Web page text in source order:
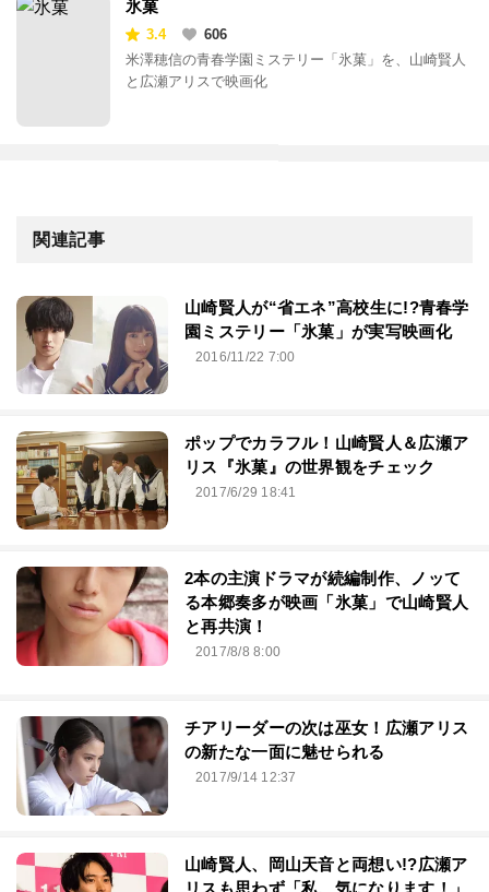
氷菓
3.4
606
米澤穂信の青春学園ミステリー「氷菓」を、山崎賢人
と広瀬アリスで映画化
関連記事
山崎賢人が“省エネ”高校生に!?青春学
園ミステリー「氷菓」が実写映画化
2016/11/22 7:00
ポップでカラフル！山崎賢人＆広瀬ア
リス『氷菓』の世界観をチェック
2017/6/29 18:41
2本の主演ドラマが続編制作、ノッて
る本郷奏多が映画「氷菓」で山崎賢人
と再共演！
2017/8/8 8:00
チアリーダーの次は巫女！広瀬アリス
の新たな一面に魅せられる
2017/9/14 12:37
山崎賢人、岡山天音と両想い!?広瀬ア
リスも思わず「私、気になります！」